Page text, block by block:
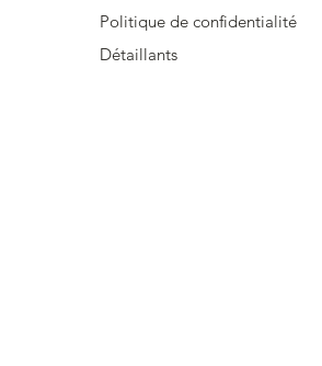
Politique de confidentialité
Détaillants